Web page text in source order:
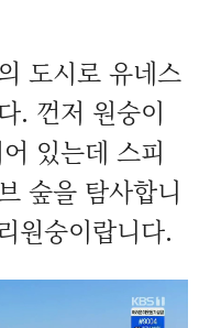
도시로 유네스
. 껀저 원숭이
있는데 스피
숲을 탐사합니
원숭이랍니다.